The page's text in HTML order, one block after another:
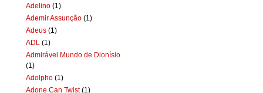
Adelino (1)
Ademir Assunção (1)
Adeus (1)
ADL (1)
Admirável Mundo de Dionísio
(1)
Adolpho (1)
Adone Can Twist (1)